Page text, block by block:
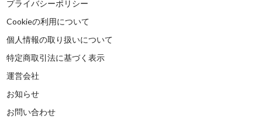
プライバシーポリシー
Cookieの利用について
個人情報の取り扱いについて
特定商取引法に基づく表示
運営会社
お知らせ
お問い合わせ